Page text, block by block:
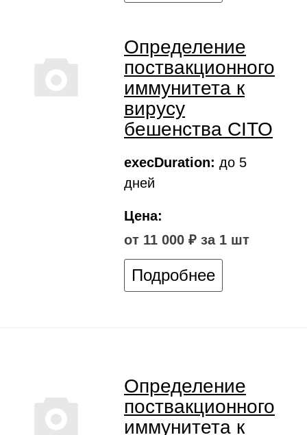
Определение
поствакционного
иммунитета к
вирусу
бешенства CITO
execDuration: до 5
дней
Цена:
от 11 000 ₽ за 1 шт
Подробнее
Определение
поствакционного
иммунитета к